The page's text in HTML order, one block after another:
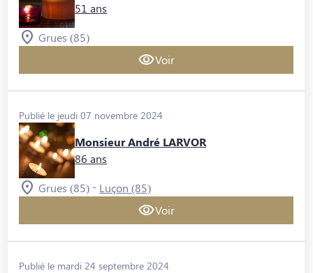
51 ans
Grues (85)
Voir
Publié le jeudi 07 novembre 2024
Monsieur André LARVOR
86 ans
Grues (85) - Luçon (85)
Voir
Publié le mardi 24 septembre 2024